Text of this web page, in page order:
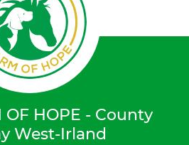
OF HOPE - County
West-Irland